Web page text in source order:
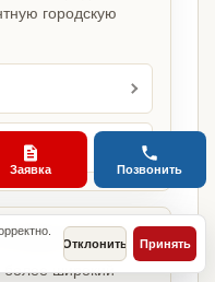
городскую
запросу
более широкий
Отклонить Принять
Заявка Позвонить